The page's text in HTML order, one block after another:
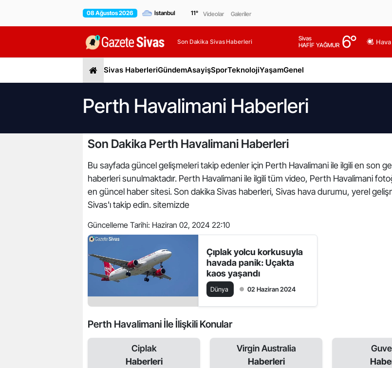
08 Ağustos 2026 11° Videolar Galeriler
Son Dakika Sivas Haberleri
Sivas
HAFİF YAĞMUR 6°
Sivas HaberleriGündemAsayişSporTeknolojiYaşamGenel
Perth Havalimani Haberleri
Son Dakika Perth Havalimani Haberleri
Bu sayfada güncel gelişmeleri takip edenler için Perth Havalimani ile ilgili en son
haberleri sunulmaktadır. Perth Havalimani ile ilgili tüm video, Perth Havalimani
en güncel haber sitesi. Son dakika Sivas haberleri, Sivas hava durumu, yerel
Sivas'ı takip edin. sitemizde
Güncelleme Tarihi: Haziran 02, 2024 22:10
Çıplak yolcu korkusuyla
havada panik: Uçakta
kaos yaşandı
Dünya 02 Haziran 2024
Perth Havalimani İle İlişkili Konular
Ciplak
Haberleri
Virgin Australia
Haberleri